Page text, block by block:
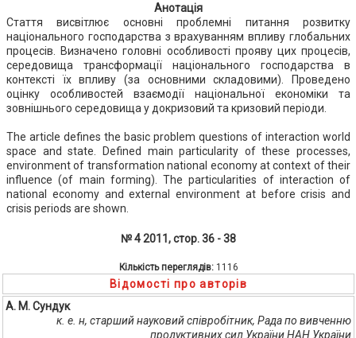
Анотація
Стаття висвітлює основні проблемні питання розвитку
національного господарства з врахуванням впливу глобальних
процесів. Визначено головні особливості прояву цих процесів,
середовища трансформації національного господарства в
контексті їх впливу (за основними складовими). Проведено
оцінку особливостей взаємодії національної економіки та
зовнішнього середовища у докризовий та кризовий періоди.
The article defines the basic problem questions of interaction world
space and state. Defined main particularity of these processes,
environment of transformation national economy at context of their
influence (of main forming). The particularities of interaction of
national economy and external environment at before crisis and
crisis periods are shown.
№ 4 2011, стор. 36 - 38
Кількість переглядів: 1116
Відомості про авторів
А. М. Сундук
к. е. н, старший науковий співробітник, Рада по вивченню
продуктивних сил України НАН України